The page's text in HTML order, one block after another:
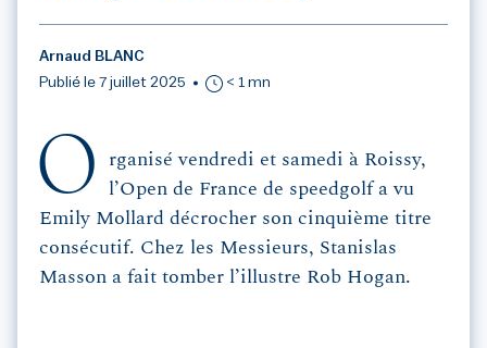
Arnaud BLANC
Publié le 7 juillet 2025
< 1 mn
O
rganisé vendredi et samedi à Roissy,
l’Open de France de speedgolf a vu
Emily Mollard décrocher son cinquième titre
consécutif. Chez les Messieurs, Stanislas
Masson a fait tomber l’illustre Rob Hogan.